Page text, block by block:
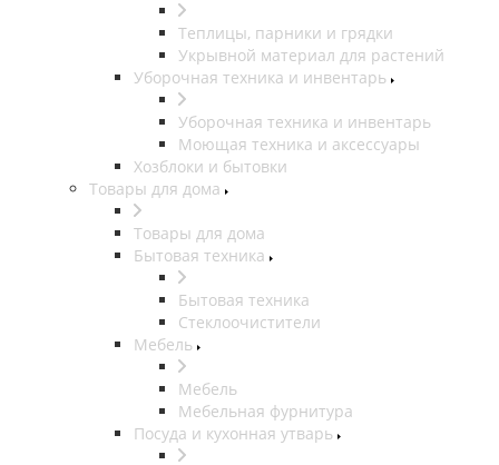
Теплицы, парники и грядки
Укрывной материал для растений
Уборочная техника и инвентарь
Уборочная техника и инвентарь
Моющая техника и аксессуары
Хозблоки и бытовки
Товары для дома
Товары для дома
Бытовая техника
Бытовая техника
Стеклоочистители
Мебель
Мебель
Мебельная фурнитура
Посуда и кухонная утварь